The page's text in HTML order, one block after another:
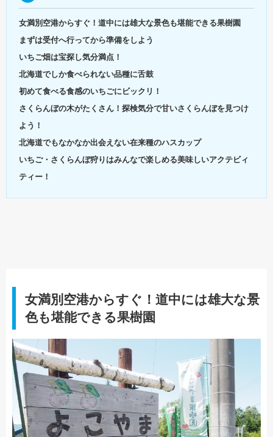
女満別空港からすぐ！道中には雄大な景色も堪能できる果樹園
まずは受付へ行ってから準備をしよう
いちご畑は宝探し気分満点！
北海道でしか食べられない品種に舌鼓
初めて食べる食感のいちごにビックリ！
さくらんぼの木がたくさん！探検気分で甘いさくらんぼを見つけ
よう！
北海道でもなかなか出会えない在来種のハスカップ
いちご・さくらんぼ狩りはみんなで楽しめる美味しいアクテビィ
ティー！
女満別空港からすぐ！道中には雄大な景
色も堪能できる果樹園